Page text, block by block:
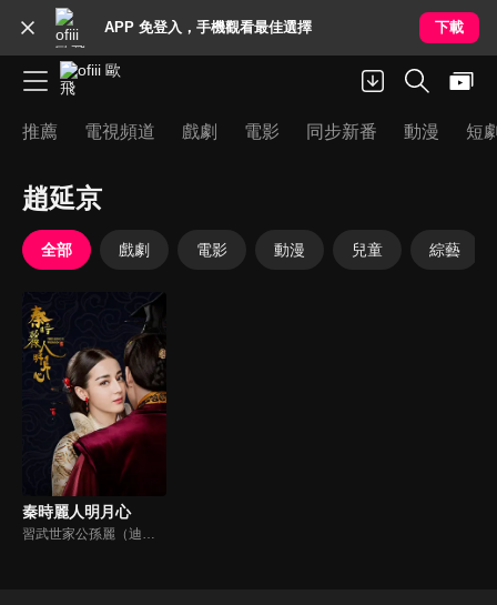
APP 免登入，手機觀看最佳選擇 下載
推薦 電視頻道 戲劇 電影 同步新番 動漫 短
趙延京
全部 戲劇 電影 動漫 兒童 綜藝
秦時麗人明月心
習武世家公孫麗（迪麗熱巴）自小跟隨爺爺習武，偶遇少年嬴政（張彬彬）遭人欺負將其救下，嬴政感念在心。戰國紛亂，公孫麗與二師兄相戀並懷孕，戰亂逃難中二師兄中毒受傷。為換解藥，公孫麗嫁給嬴政成為麗姬，嬴政謊稱孩子是自己的，麗姬深受感動，並愛上了他。但此時大師兄潛入宮中，一場風波將來到。